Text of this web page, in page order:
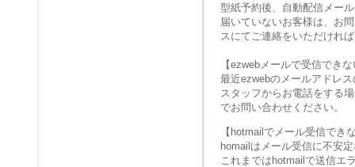
型紙予約後、自動配信メー
届いていないお客様は、お
スにてご連絡をいただけれ
【ezwebメールで受信でき
最近ezwebのメールアドレ
スタッフからお電話をする
でお問い合わせください。
【hotmailでメール受信でき
homailはメール受信に不安
これまではhotmailで送信エ